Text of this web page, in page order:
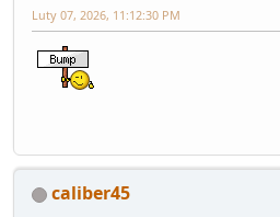
Luty 07, 2026, 11:12:30 PM
caliber45